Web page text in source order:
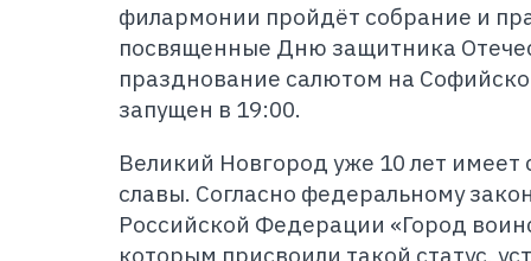
филармонии пройдёт собрание и
посвященные Дню защитника
празднование салютом на
запущен в 19:00.
Великий Новгород уже 10 лет имеет
славы. Согласно федеральному
Российской Федерации «Город
которым присвоили такой статус,